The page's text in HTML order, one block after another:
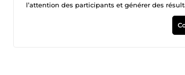
l’attention des participants et générer des
design est un levier de performance, pas seulement
Clarifier votre message, Renforcer votre impact visuel et émotionnel. Ce que nous
Canva haut de gamme pour : Webinaires et